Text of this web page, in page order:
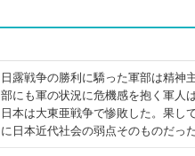
日露戦争の勝利に驕った軍部は精神
部にも軍の状況に危機感を抱く軍人
日本は大東亜戦争で惨敗した。果し
に日本近代社会の弱点そのものだった